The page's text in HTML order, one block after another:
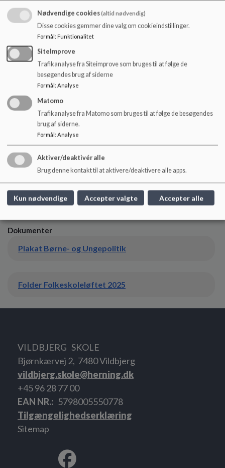
Her kan du se mere om Herning Kommunes Børne- og
Ungepolitik 2023-27.
https://www.herning.dk/politik/politikker-strategier-
og-planer/kommunens-politikker/boerne-og-
ungepolitik
Folkeskoleløftet 2025
I efteråret 2025 vedtog Herning Kommune
"Folkeskoleløftet".
uddannelse/folkeskoleloeftet
Dokumenter
Plakat Børne- og Ungepolitik
Folder Folkeskoleløftet 2025
VILDBJERG SKOLE
Bjørnkærvej 2, 7480 Vildbjerg
vildbjerg.skole@herning.dk
+45 96 28 77 00
EAN NR.
5798005550778
Tilgængelighedserklæring
Sitemap
Nødvendige cookies(altid nødvendig)
Disse cookies gemmer dine valg om cookieindstillinger.
Formål: Funktionalitet
SiteImprove
Trafikanalyse fra Siteimprove som bruges til at følge de
besøgendes brug af siderne
Formål : Analyse
Matomo
Trafikanalyse fra Matomo som bruges til at følge de besøgendes
brug af siderne.
Formål: Analyse
Aktiver/deaktivér alle
Brug denne kontakt til at aktivere/deaktivere alle apps.
Kun nødvendige Accepter valgte Accepter alle